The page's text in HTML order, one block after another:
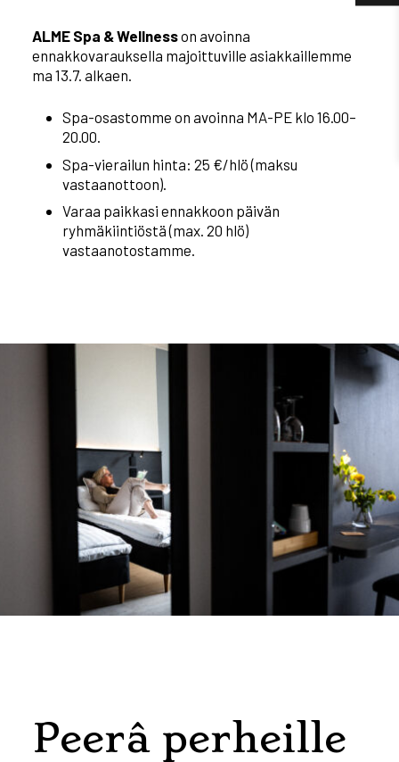
ALME Spa & Wellnesson avoinna
ennakkovarauksella majoittuville asiakkaillemme
ma 13.7. alkaen.
Spa-osastomme on avoinna MA-PE klo 16.00–
20.00.
Spa-vierailun hinta: 25 €/hlö (maksu
vastaanottoon).
Varaa paikkasi ennakkoon päivän
ryhmäkiintiöstä (max. 20 hlö)
vastaanotostamme.
Peerâ perheille